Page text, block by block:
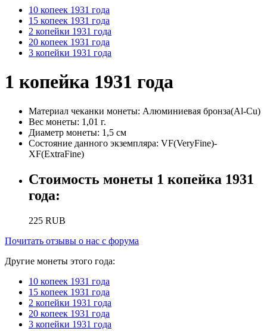
10 копеек 1931 года
15 копеек 1931 года
2 копейки 1931 года
20 копеек 1931 года
3 копейки 1931 года
1 копейка 1931 года
Материал чеканки монеты: Алюминиевая бронза(Al-Cu)
Вес монеты: 1,01 г.
Диаметр монеты: 1,5 см
Состояние данного экземпляра: VF(VeryFine)-
XF(ExtraFine)
Стоимость монеты 1 копейка 1931
года:
225 RUB
Почитать отзывы о нас с форума
Другие монеты этого года:
10 копеек 1931 года
15 копеек 1931 года
2 копейки 1931 года
20 копеек 1931 года
3 копейки 1931 года